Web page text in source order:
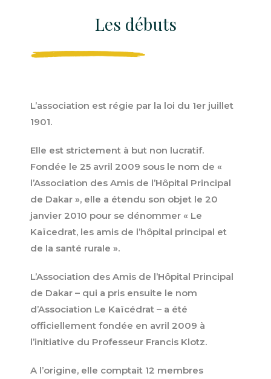
Les débuts
L’association est régie par la loi du 1er juillet
1901.
Elle est strictement à but non lucratif.
Fondée le 25 avril 2009 sous le nom de «
l’Association des Amis de l’Hôpital Principal
de Dakar », elle a étendu son objet le 20
janvier 2010 pour se dénommer « Le
Kaïcedrat, les amis de l’hôpital principal et
de la santé rurale ».
L’Association des Amis de l’Hôpital Principal
de Dakar – qui a pris ensuite le nom
d’Association Le Kaïcédrat – a été
officiellement fondée en avril 2009 à
l’initiative du Professeur Francis Klotz.
A l’origine, elle comptait 12 membres